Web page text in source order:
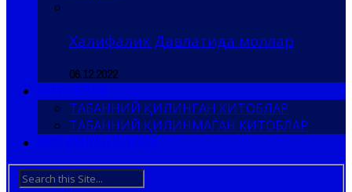
Халифалик Давлатида моллар
06.12.2022
ТАБАННИЙ ҚИЛИНГАН КИТОБЛАР
ТАБАННИЙ ҚИЛИНМАГАН КИТОБЛАР